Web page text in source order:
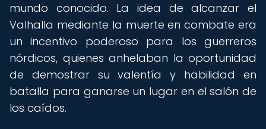
mundo conocido. La idea de alcanzar el
Valhalla mediante la muerte en combate era
un incentivo poderoso para los guerreros
nórdicos, quienes anhelaban la oportunidad
de demostrar su valentía y habilidad en
batalla para ganarse un lugar en el salón de
los caídos.